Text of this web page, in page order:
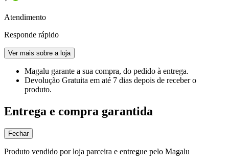
Atendimento
Responde rápido
Ver mais sobre a loja
Magalu garante a sua compra, do pedido à entrega.
Devolução Gratuita em até 7 dias depois de receber o
produto.
Entrega e compra garantida
Fechar
Produto vendido por loja parceira e entregue pelo Magalu